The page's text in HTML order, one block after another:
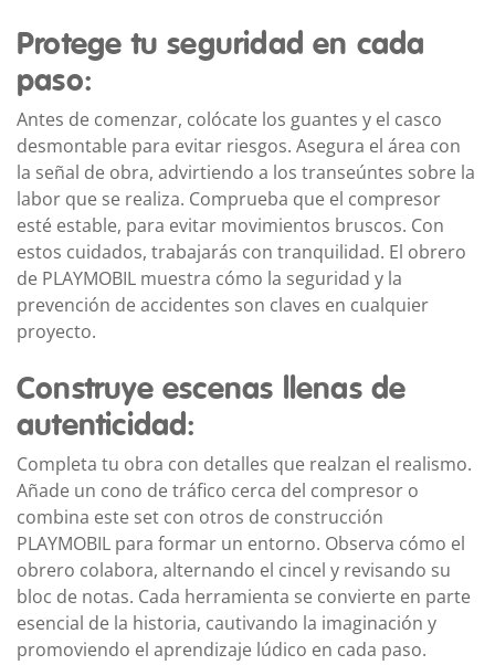
Protege tu seguridad en cada
paso:
Antes de comenzar, colócate los guantes y el casco
desmontable para evitar riesgos. Asegura el área con
la señal de obra, advirtiendo a los transeúntes sobre la
labor que se realiza. Comprueba que el compresor
esté estable, para evitar movimientos bruscos. Con
estos cuidados, trabajarás con tranquilidad. El obrero
de PLAYMOBIL muestra cómo la seguridad y la
prevención de accidentes son claves en cualquier
proyecto.
Construye escenas llenas de
autenticidad:
Completa tu obra con detalles que realzan el realismo.
Añade un cono de tráfico cerca del compresor o
combina este set con otros de construcción
PLAYMOBIL para formar un entorno. Observa cómo el
obrero colabora, alternando el cincel y revisando su
bloc de notas. Cada herramienta se convierte en parte
esencial de la historia, cautivando la imaginación y
promoviendo el aprendizaje lúdico en cada paso.